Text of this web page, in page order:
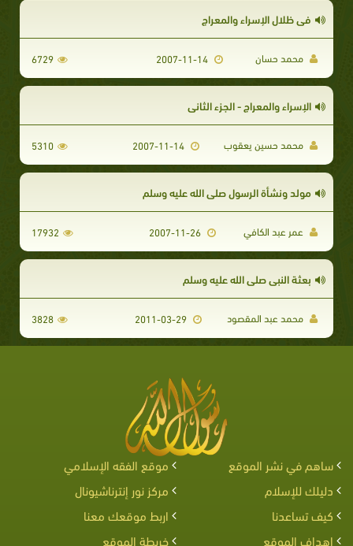
في ظلال الإسراء والمعراج
محمد حسان 6729
الإسراء والمعراج - الجزء الثاني
محمد حسين يعقوب 5310
مولد ونشأة الرسول صلى الله عليه وسلم
عمر عبد الكافي 2007-11-26
17932
بعثة النبي صلى الله عليه وسلم
محمد عبد المقصود 3828
ساهم في نشر الموقع
موقع الفقه الإسلامي
دليلك للإسلام
مركز نور إنترناشيونال
كيف تساعدنا
اربط موقعك معنا
اهداف الموقع
خريطة الموقع